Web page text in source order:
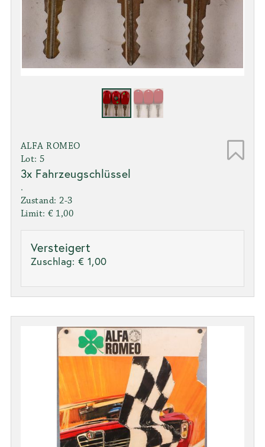
ALFA ROMEO
Lot: 5
3x Fahrzeugschlüssel
.
Zustand: 2-3
Limit: € 1,00
Versteigert
Zuschlag: € 1,00